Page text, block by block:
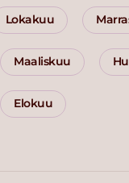
Lokakuu
Maaliskuu
Elokuu